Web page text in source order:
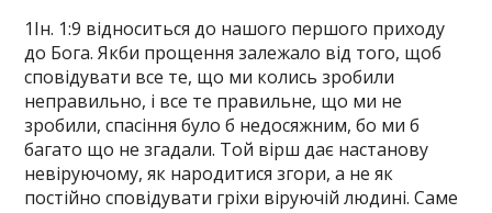
1Ін. 1:9 відноситься до нашого першого приходу
до Бога. Якби прощення залежало від того, щоб
сповідувати все те, що ми колись зробили
неправильно, і все те правильне, що ми не
зробили, спасіння було б недосяжним, бо ми б
багато що не згадали. Той вірш дає настанову
невіруючому, як народитися згори, а не як
постійно сповідувати гріхи віруючій людині. Саме